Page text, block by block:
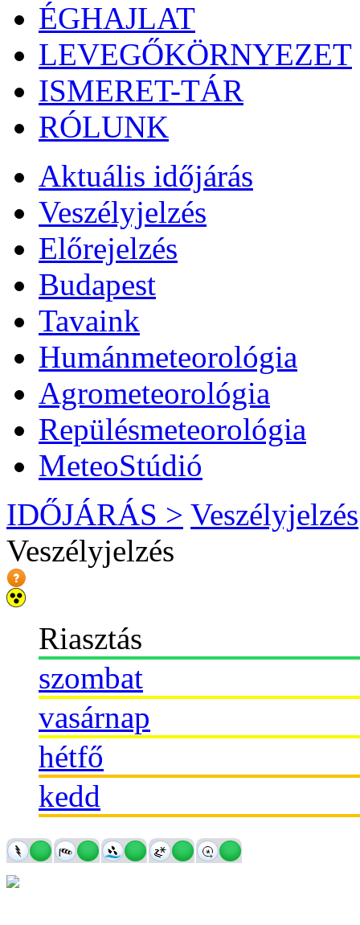
ÉGHAJLAT
LEVEGŐKÖRNYEZET
ISMERET-TÁR
RÓLUNK
Aktuális időjárás
Veszélyjelzés
Előrejelzés
Budapest
Tavaink
Humánmeteorológia
Agrometeorológia
Repülésmeteorológia
MeteoStúdió
IDŐJÁRÁS > Veszélyjelzés
Veszélyjelzés
Riasztás
szombat
vasárnap
hétfő
kedd